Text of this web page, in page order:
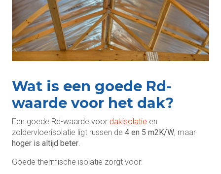
Wat is een goede Rd-
waarde voor het dak?
Een goede Rd-waarde voor dakisolatie en
zoldervloerisolatie ligt russen de 4 en 5 m2K/W, maar
hoger is altijd beter.
Goede thermische isolatie zorgt voor: